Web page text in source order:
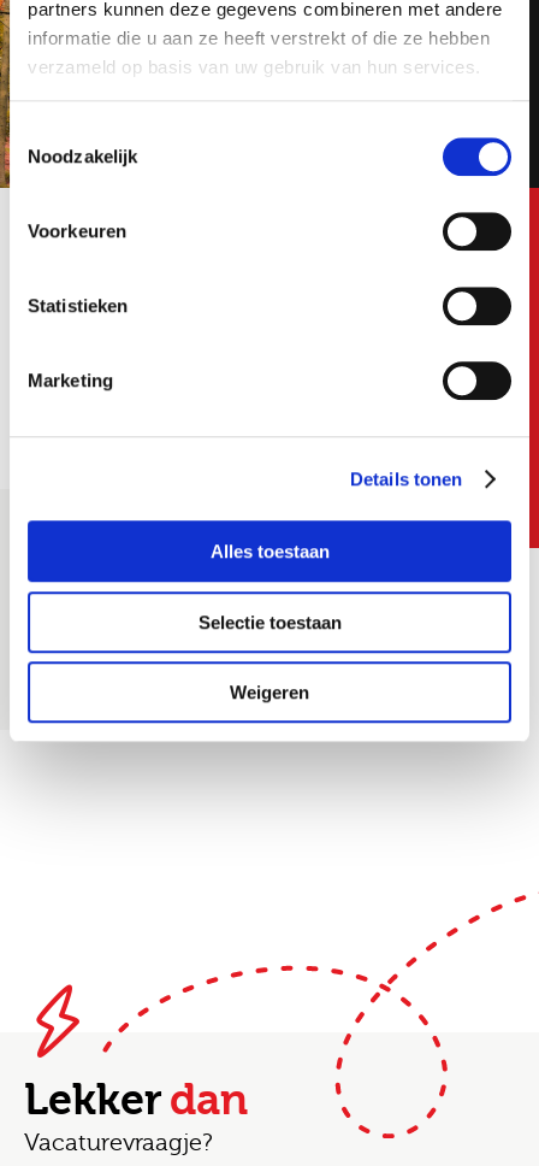
partners kunnen deze gegevens combineren met andere
informatie die u aan ze heeft verstrekt of die ze hebben
verzameld op basis van uw gebruik van hun services.
Toestemmingsselectie
Noodzakelijk
Voorkeuren
Statistieken
Marketing
Details tonen
Alles toestaan
Selectie toestaan
Weigeren
Vakgebied
Ik ga akkoord met hetprivacy statement
Zet aan
Lekkerdan
Vacaturevraagje?
alert aanmaakt!
Postcode
privacy statement